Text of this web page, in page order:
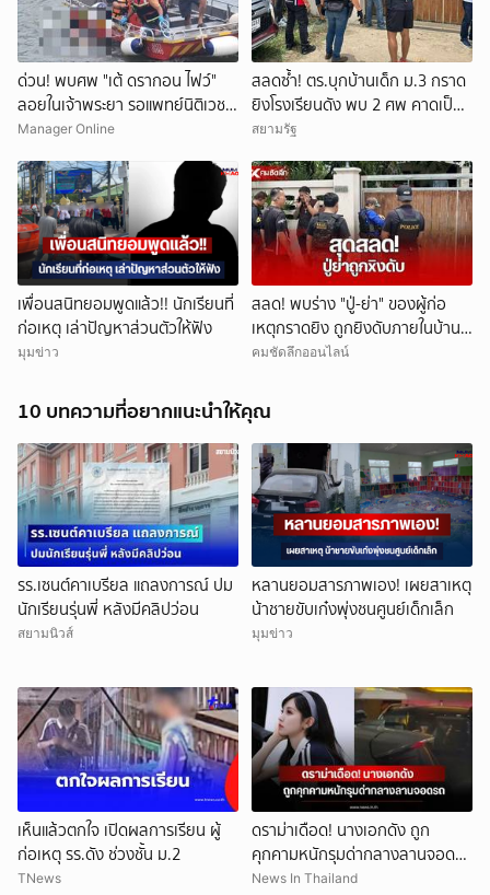
ด่วน! พบศพ "เต้ ดรากอน ไฟว์"
ลอยในเจ้าพระยา รอแพทย์นิติเวช-
ตร.มาตรวจสอบ
Manager Online
สลดซ้ำ! ตร.บุกบ้านเด็ก ม.3 กราด
ยิงโรงเรียนดัง พบ 2 ศพ คาดเป็น
ปู่-ย่า โดนสังหารก่อนก่อเหตุ
สยามรัฐ
เพื่อนสนิทยอมพูดแล้ว!! นักเรียนที่
ก่อเหตุ เล่าปัญหาส่วนตัวให้ฟัง
มุมข่าว
สลด! พบร่าง "ปู่-ย่า" ของผู้ก่อ
เหตุกราดยิง ถูกยิงดับภายในบ้าน
พัก
คมชัดลึกออนไลน์
10 บทความที่อยากแนะนำให้คุณ
รร.เซนต์คาเบรียล แถลงการณ์ ปม
นักเรียนรุ่นพี่ หลังมีคลิปว่อน
สยามนิวส์
หลานยอมสารภาพเอง! เผยสาเหตุ
น้าชายขับเก๋งพุ่งชนศูนย์เด็กเล็ก
มุมข่าว
เห็นแล้วตกใจ เปิดผลการเรียน ผู้
ก่อเหตุ รร.ดัง ช่วงชั้น ม.2
TNews
ดราม่าเดือด! นางเอกดัง ถูก
คุกคามหนักรุมด่ากลางลานจอดรถ
(ข่าวต่างประเทศ)
News In Thailand